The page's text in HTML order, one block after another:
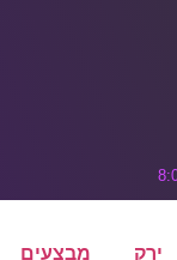
ירק מבצעים